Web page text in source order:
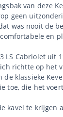
van deze
geen
was nooit de
en
LS Cabriolet
richtte op het
de klassieke
toe, die het
kavel te krijgen